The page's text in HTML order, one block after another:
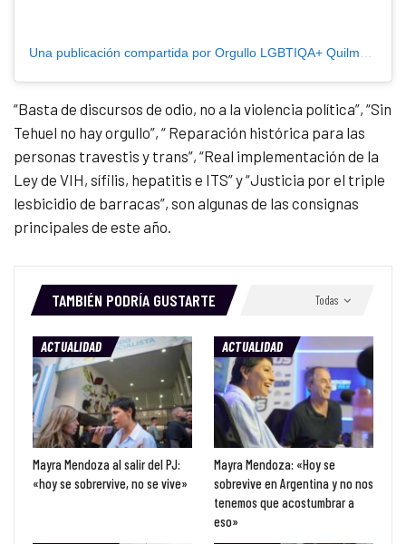
“Basta de discursos de odio, no a la violencia política”, “Sin
Tehuel no hay orgullo”, “ Reparación histórica para las
personas travestis y trans”, “Real implementación de la
Ley de VIH, sífilis, hepatitis e ITS” y “Justicia por el triple
lesbicidio de barracas”, son algunas de las consignas
principales de este año.
Todas
TAMBIÉN PODRÍA GUSTARTE
ACTUALIDAD
Mayra Mendoza al salir del PJ:
«hoy se sobrervive, no se vive»
ACTUALIDAD
Mayra Mendoza: «Hoy se
sobrevive en Argentina y no nos
tenemos que acostumbrar a
eso»